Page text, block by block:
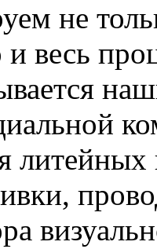
не
весь
литейных